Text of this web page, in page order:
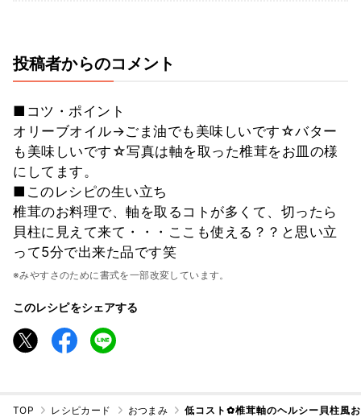
投稿者からのコメント
■コツ・ポイント
オリーブオイル→ごま油でも美味しいです☆バター
も美味しいです☆写真は軸を取った椎茸をお皿の様
にしてます。
■このレシピの生い立ち
椎茸のお料理で、軸を取るコトが多くて、切ったら
貝柱に見えて来て・・・ここも使える？？と思い立
って5分で出来た品です笑
※みやすさのために書式を一部改変しています。
このレシピをシェアする
TOP レシピカード おつまみ 低コスト✿椎茸軸のヘルシー貝柱風